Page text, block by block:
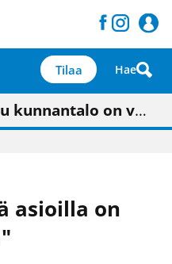
Tilaa Hae
hieman parempana painojäljen laatuna lehdessä
on valoisa
uudelleen keskustavisiotyön”
omavaraisemmin kuin kaupungissa"
asioilla on